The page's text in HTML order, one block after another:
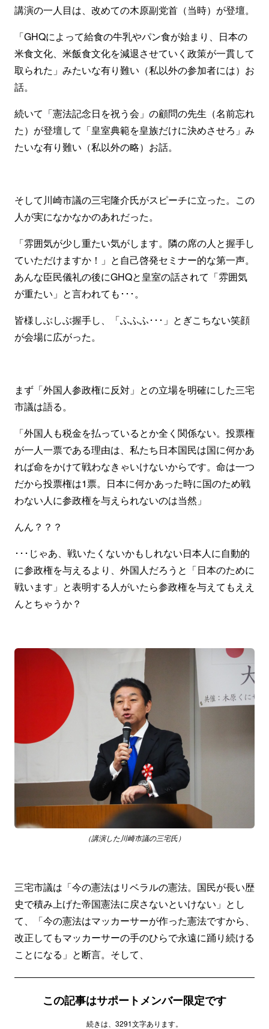
講演の一人目は、改めての木原副党首（当時）が登壇。
「GHQによって給食の牛乳やパン食が始まり、日本の
米食文化、米飯食文化を減退させていく政策が一貫して
取られた」みたいな有り難い（私以外の参加者には）お
話。
続いて「憲法記念日を祝う会」の顧問の先生（名前忘れ
た）が登壇して「皇室典範を皇族だけに決めさせろ」み
たいな有り難い（私以外の略）お話。
そして川崎市議の三宅隆介氏がスピーチに立った。この
人が実になかなかのあれだった。
「雰囲気が少し重たい気がします。隣の席の人と握手し
ていただけますか！」と自己啓発セミナー的な第一声。
あんな臣民儀礼の後にGHQと皇室の話されて「雰囲気
が重たい」と言われても･･･。
皆様しぶしぶ握手し、「ふふふ･･･」とぎこちない笑顔
が会場に広がった。
まず「外国人参政権に反対」との立場を明確にした三宅
市議は語る。
「外国人も税金を払っているとか全く関係ない。投票権
が一人一票である理由は、私たち日本国民は国に何かあ
れば命をかけて戦わなきゃいけないからです。命は一つ
だから投票権は1票。日本に何かあった時に国のため戦
わない人に参政権を与えられないのは当然」
んん？？？
･･･じゃあ、戦いたくないかもしれない日本人に自動的
に参政権を与えるより、外国人だろうと「日本のために
戦います」と表明する人がいたら参政権を与えてもええ
んとちゃうか？
（講演した川崎市議の三宅氏）
三宅市議は「今の憲法はリベラルの憲法。国民が長い歴
史で積み上げた帝国憲法に戻さないといけない」とし
て、「今の憲法はマッカーサーが作った憲法ですから、
改正してもマッカーサーの手のひらで永遠に踊り続ける
ことになる」と断言。そして、
この記事はサポートメンバー限定です
続きは、3291文字あります。